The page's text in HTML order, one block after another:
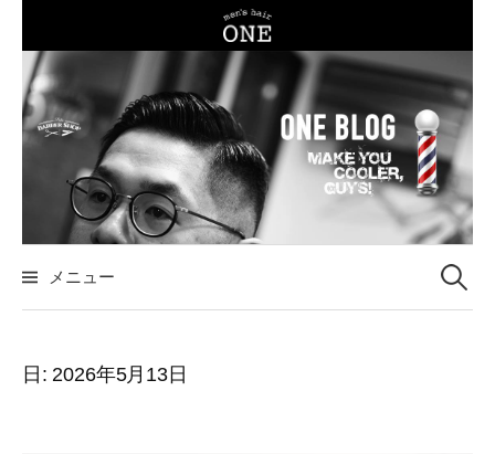
テ
ン
ツ
プ
メニュー 検
日: 2026年5月13日